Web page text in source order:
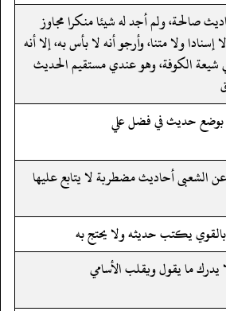
صالحة، ولم أجد له شيئا منكرا مجاوز
إسنادا ولا متنا، وأرجو أنه لا بأس به، إلا أنه
شيعة الكوفة، وهو عندي مستقيم الحديث
بوضع حديث في فضل علي
الشعبى أحاديث مضطربة لا يتابع عليها
يكتب حديثه ولا يحتج به
يدرك ما يقول ويقلب الأسامي